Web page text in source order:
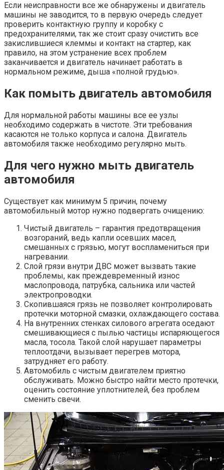
Если неисправности все же обнаружены и двигатель
машины не заводится, то в первую очередь следует
проверить контактную группу и коробку с
предохранителями, так же стоит сразу очистить все
закислившиеся клеммы и контакт на стартер, как
правило, на этом устранение всех проблем
заканчивается и двигатель начинает работать в
нормальном режиме, дыша «полной грудью».
Как помыть двигатель автомобиля
Для нормальной работы машины все ее узлы
необходимо содержать в чистоте. Эти требования
касаются не только корпуса и салона. Двигатель
автомобиля также необходимо регулярно мыть.
Для чего нужно мыть двигатель
автомобиля
Существует как минимум 5 причин, почему
автомобильный мотор нужно подвергать очищению:
Чистый двигатель – гарантия предотвращения
возгораний, ведь капли осевших масел,
смешанных с грязью, могут воспламениться при
нагревании.
Слой грязи внутри ДВС может вызвать такие
проблемы, как преждевременный износ
маслопровода, патрубка, сальника или частей
электропроводки.
Скопившаяся грязь не позволяет контролировать
протечки моторной смазки, охлаждающего состава.
На внутренних стенках силового агрегата оседают
смешивающиеся с пылью частицы испаряющегося
масла, тосола. Такой слой нарушает параметры
теплоотдачи, вызывает перегрев мотора,
затрудняет его работу.
Автомобиль с чистым двигателем приятно
обслуживать. Можно быстро найти место протечки,
оценить состояние уплотнителей, без проблем
сменить свечи.